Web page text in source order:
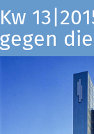
Kw
gegen